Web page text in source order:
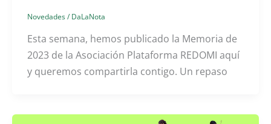
Novedades/ DaLaNota
Esta semana, hemos publicado la Memoria de
2023 de la Asociación Plataforma REDOMI aquí
y queremos compartirla contigo. Un repaso